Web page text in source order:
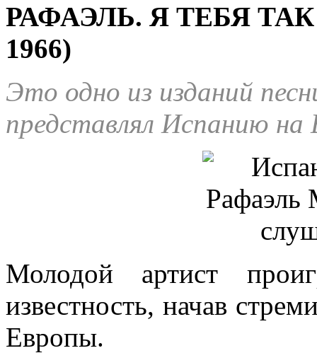
РАФАЭЛЬ. Я ТЕБЯ
1966)
Это одно из изданий
представлял Испанию
Молодой артист
известность, начав
Европы.